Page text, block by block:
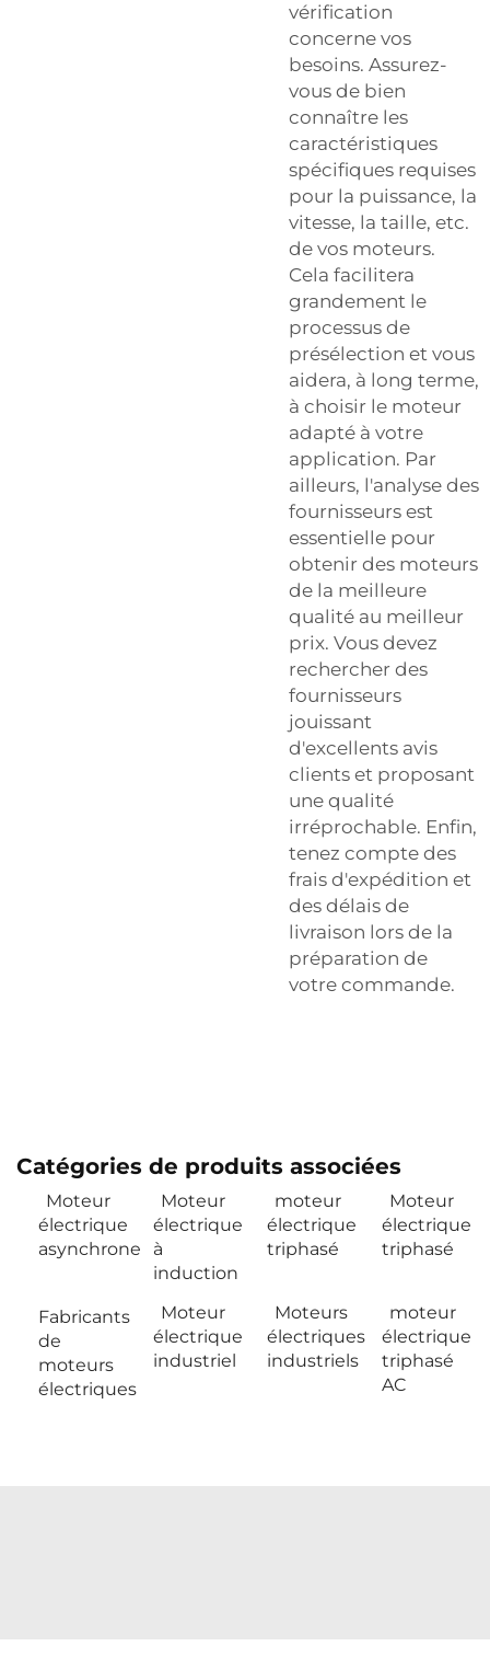
vérification
concerne vos
besoins. Assurez-
vous de bien
connaître les
caractéristiques
spécifiques requises
pour la puissance, la
vitesse, la taille, etc.
de vos moteurs.
Cela facilitera
grandement le
processus de
présélection et vous
aidera, à long terme,
à choisir le moteur
adapté à votre
application. Par
ailleurs, l'analyse des
fournisseurs est
essentielle pour
obtenir des moteurs
de la meilleure
qualité au meilleur
prix. Vous devez
rechercher des
fournisseurs
jouissant
d'excellents avis
clients et proposant
une qualité
irréprochable. Enfin,
tenez compte des
frais d'expédition et
des délais de
livraison lors de la
préparation de
votre commande.
Catégories de produits associées
Moteur
électrique
asynchrone
Moteur
électrique
à
induction
moteur
électrique
triphasé
Moteur
électrique
triphasé
Fabricants
de
moteurs
électriques
Moteur
électrique
industriel
Moteurs
électriques
industriels
moteur
électrique
triphasé
AC